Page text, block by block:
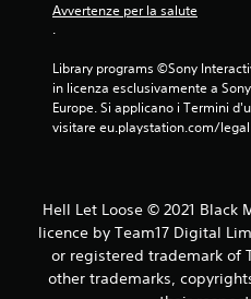
Avvertenze per la salute
.
Library programs ©Sony
in licenza esclusivamente a
Europe. Si applicano i Termini
visitare eu.playstation.com/
Hell Let Loose © 2021 Black
licence by Team17 Digital
or registered trademark of
other trademarks,